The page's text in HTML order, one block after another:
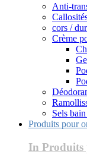
Anti-
cors /
Crème
Sels
Produits pour
In Produits